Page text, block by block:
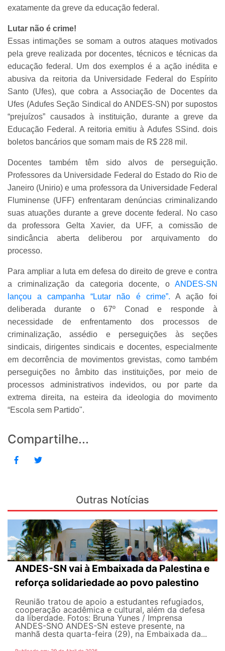
exatamente da greve da educação federal.
Lutar não é crime!
Essas intimações se somam a outros ataques motivados
pela greve realizada por docentes, técnicos e técnicas da
educação federal. Um dos exemplos é a ação inédita e
abusiva da reitoria da Universidade Federal do Espírito
Santo (Ufes), que cobra a Associação de Docentes da
Ufes (Adufes Seção Sindical do ANDES-SN) por supostos
“prejuízos” causados à instituição, durante a greve da
Educação Federal. A reitoria emitiu à Adufes SSind. dois
boletos bancários que somam mais de R$ 228 mil.
Docentes também têm sido alvos de perseguição.
Professores da Universidade Federal do Estado do Rio de
Janeiro (Unirio) e uma professora da Universidade Federal
Fluminense (UFF) enfrentaram denúncias criminalizando
suas atuações durante a greve docente federal. No caso
da professora Gelta Xavier, da UFF, a comissão de
sindicância aberta deliberou por arquivamento do
processo.
Para ampliar a luta em defesa do direito de greve e contra
a criminalização da categoria docente, o ANDES-SN
lançou a campanha “Lutar não é crime”. A ação foi
deliberada durante o 67º Conad e responde à
necessidade de enfrentamento dos processos de
criminalização, assédio e perseguições às seções
sindicais, dirigentes sindicais e docentes, especialmente
em decorrência de movimentos grevistas, como também
perseguições no âmbito das instituições, por meio de
processos administrativos indevidos, ou por parte da
extrema direita, na esteira da ideologia do movimento
“Escola sem Partido".
Compartilhe...
Outras Notícias
ANDES-SN vai à Embaixada da Palestina e
reforça solidariedade ao povo palestino
Reunião tratou de apoio a estudantes refugiados,
cooperação acadêmica e cultural, além da defesa
da liberdade. Fotos: Bruna Yunes / Imprensa
ANDES-SN​​​ O ANDES-SN esteve presente, na
manhã desta quarta-feira (29), na Embaixada da...